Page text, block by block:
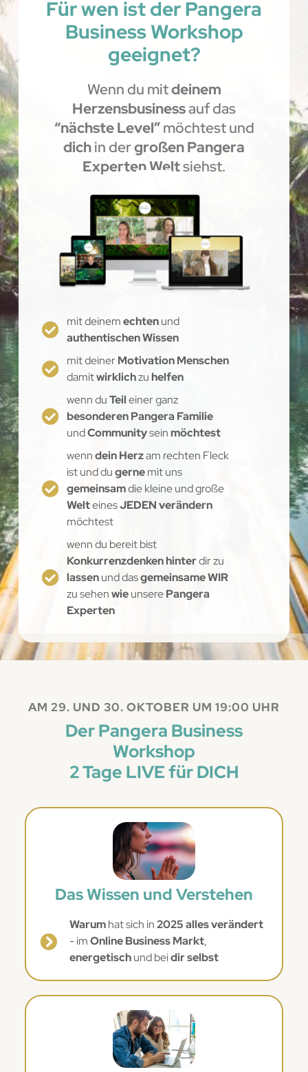
Für wen ist der Pangera
Business Workshop
geeignet?
Wenn du mitdeinem
Herzensbusinessauf das
“nächste Level”möchtest und
dichin dergroßen Pangera
Experten Weltsiehst.
mit deinemechtenund
authentischen Wissen
mit deinerMotivation Menschen
damitwirklichzuhelfen
wenn duTeileiner ganz
besonderen Pangera Familie
undCommunityseinmöchtest
wenndein Herzam rechten Fleck
ist und dugernemit uns
gemeinsamdie kleine und große
WelteinesJEDEN verändern
möchtest
wenn du bereit bist
Konkurrenzdenken hinterdir zu
lassenund dasgemeinsame WIR
zu sehenwieunserePangera
Experten
AM 29. UND 30. OKTOBER UM 19:00 UHR
Der Pangera Business
Workshop
2 Tage LIVE für DICH
Das Wissen und Verstehen
Warumhat sich in2025 alles verändert
- imOnline Business Markt,
energetischund beidir selbst